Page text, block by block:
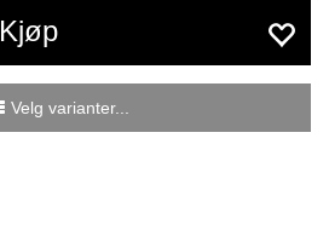
Kjøp
Velg varianter...